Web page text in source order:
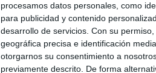
procesamos datos personales, como
para publicidad y contenido
desarrollo de servicios. Con su
geográfica precisa e identificación
otorgarnos su consentimiento a
previamente descrito. De forma